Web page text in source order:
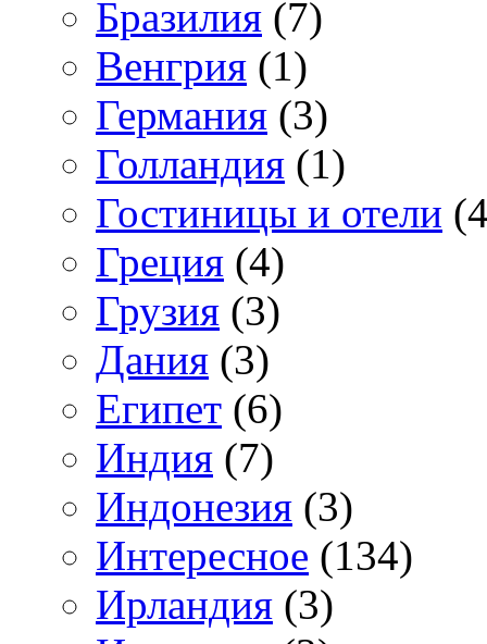
Бразилия (7)
Венгрия (1)
Германия (3)
Голландия (1)
Гостиницы и отели
Греция (4)
Грузия (3)
Дания (3)
Египет (6)
Индия (7)
Индонезия (3)
Интересное (134)
Ирландия (3)